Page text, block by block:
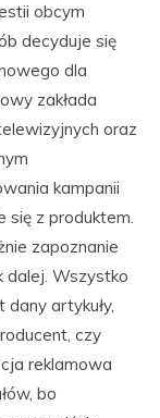
obcym
decyduje się
dla
zakłada
oraz
kampanii
się z produktem.
zapoznanie
dalej. Wszystko
artykuły,
czy
reklamowa
bo